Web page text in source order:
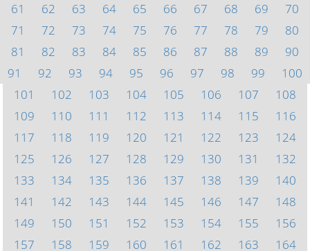
61
62 63 64 65 66 67 68 69
70
71
72 73 74 75 76 77 78 79
80
81
82 83 84 85 86 87 88 89
90
91
92 93 94 95 96 97 98 99
100
101
102 103 104 105 106 107
108
109
110 111 112 113 114 115
116
117
118 119 120 121 122 123
124
125
126 127 128 129 130 131
132
133
134 135 136 137 138 139
140
141
142 143 144 145 146 147
148
149
150 151 152 153 154 155
156
157
158 159 160 161 162 163
164